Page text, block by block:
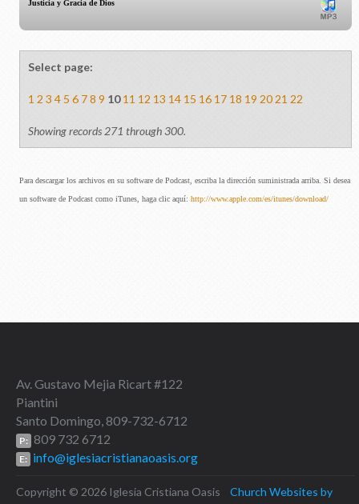
Justicia y Gracia de Dios
Select page:
1 2 3 4 5 6 78 9 10 11 12 13 14 15 16 17 18 19 2021 22
Showing records 271 through 300.
Para descargar los archivos en su software de Podcast, escriba la dirección suministrada arriba. Si desea
un software de Podcast como iTunes, haga clic aquí: http://www.apple.com/es/itunes/download/
Av. Gustavo Mejia Ricart #122
Piantini
Santo Domingo, 809-732-6712
P: 809 732 6712
E: info@iglesiacristianaoasis.org
Copyright © 2026 Iglesia Cristiana Oasis Church Websites by